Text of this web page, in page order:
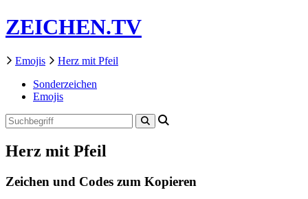
ZEICHEN.TV
Emojis
Herz mit Pfeil
Sonderzeichen
Emojis
Herz mit Pfeil
Zeichen und Codes zum Kopieren